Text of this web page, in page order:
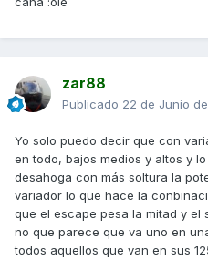
zar88
Publicado 22 de Junio
Yo solo puedo decir que con
en todo, bajos medios y altos y
desahoga con más soltura la
variador lo que hace la
que el escape pesa la mitad y el
no que parece que va uno en
todos aquellos que van en sus